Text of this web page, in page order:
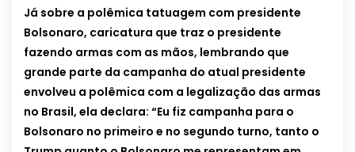
Já sobre a polêmica tatuagem com presidente
Bolsonaro, caricatura que traz o presidente
fazendo armas com as mãos, lembrando que
grande parte da campanha do atual presidente
envolveu a polêmica com a legalização das armas
no Brasil, ela declara: “Eu fiz campanha para o
Bolsonaro no primeiro e no segundo turno, tanto o